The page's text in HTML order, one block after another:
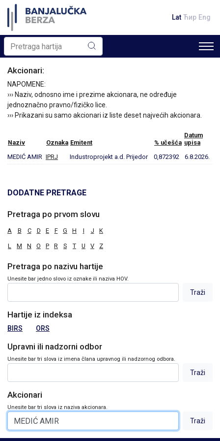
Lat Ћир Eng
Akcionari:
NAPOMENE:
››› Naziv, odnosno ime i prezime akcionara, ne određuje
jednoznačno pravno/fizičko lice.
››› Prikazani su samo akcionari iz liste deset najvećih akcionara.
Naziv Oznaka Emitent % učešća
Datum
upisa
MEDIĆ AMIR IPRJ Industroprojekt a.d. Prijedor 0,872392 6.8.2026.
DODATNE PRETRAGE
Pretraga po prvom slovu
A B C D E F G H I J K
L M N O P R S T U V Z
Pretraga po nazivu hartije
Unesite bar jedno slovo iz oznake ili naziva HOV.
Hartije iz indeksa
BIRS ORS
Upravni ili nadzorni odbor
Unesite bar tri slova iz imena člana upravnog ili nadzornog odbora.
Akcionari
Unesite bar tri slova iz naziva akcionara.